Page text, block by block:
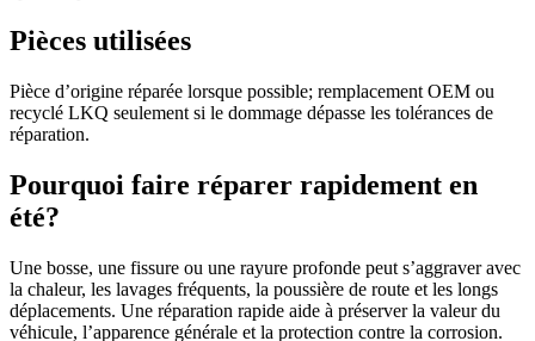
Pièces utilisées
Pièce d’origine réparée lorsque possible; remplacement OEM ou
recyclé LKQ seulement si le dommage dépasse les tolérances de
réparation.
Pourquoi faire réparer rapidement en
été?
Une bosse, une fissure ou une rayure profonde peut s’aggraver avec
la chaleur, les lavages fréquents, la poussière de route et les longs
déplacements. Une réparation rapide aide à préserver la valeur du
véhicule, l’apparence générale et la protection contre la corrosion.